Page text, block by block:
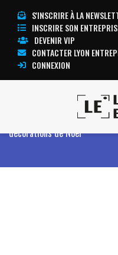
S'INSCRIRE À LA
INSCRIRE SON
DEVENIR VIP
CONTACTER LYON
CONNEXION
Les faux-pas des
décorations de Noël